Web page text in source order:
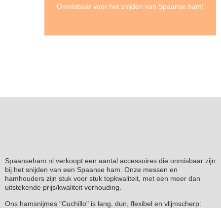
Onmisbaar voor het snijden van Spaanse ham!
Spaanseham.nl verkoopt een aantal accessoires die onmisbaar zijn
bij het snijden van een Spaanse ham. Onze messen en
hamhouders zijn stuk voor stuk topkwaliteit, met een meer dan
uitstekende prijs/kwaliteit verhouding.
Ons hamsnijmes "Cuchillo" is lang, dun, flexibel en vlijmscherp: